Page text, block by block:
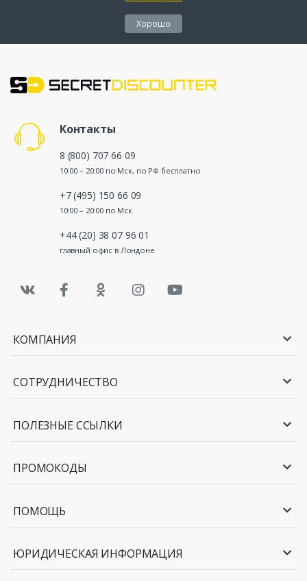
Хорошо
Контакты
8 (800) 707 66 09
10:00 – 20:00 по Мск, по РФ бесплатно
+7 (495) 150 66 09
10:00 – 20:00 по Мск
+44 (20) 38 07 96 01
главный офис в Лондоне
КОМПАНИЯ
СОТРУДНИЧЕСТВО
ПОЛЕЗНЫЕ ССЫЛКИ
ПРОМОКОДЫ
ПОМОЩЬ
ЮРИДИЧЕСКАЯ ИНФОРМАЦИЯ